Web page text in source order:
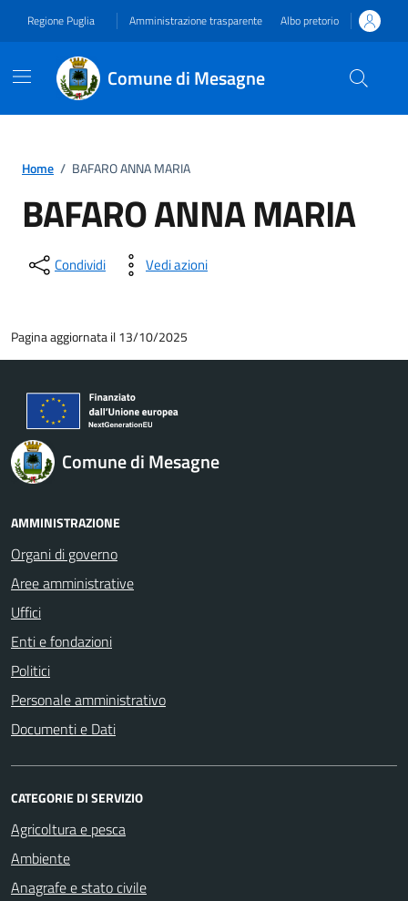
Regione Puglia Amministrazione trasparente Albo pretorio
Comune di Mesagne
Home / BAFARO ANNA MARIA
BAFARO ANNA MARIA
Condividi Vedi azioni
Pagina aggiornata il 13/10/2025
Comune di Mesagne
AMMINISTRAZIONE
Organi di governo
Aree amministrative
Uffici
Enti e fondazioni
Politici
Personale amministrativo
Documenti e Dati
CATEGORIE DI SERVIZIO
Agricoltura e pesca
Ambiente
Anagrafe e stato civile